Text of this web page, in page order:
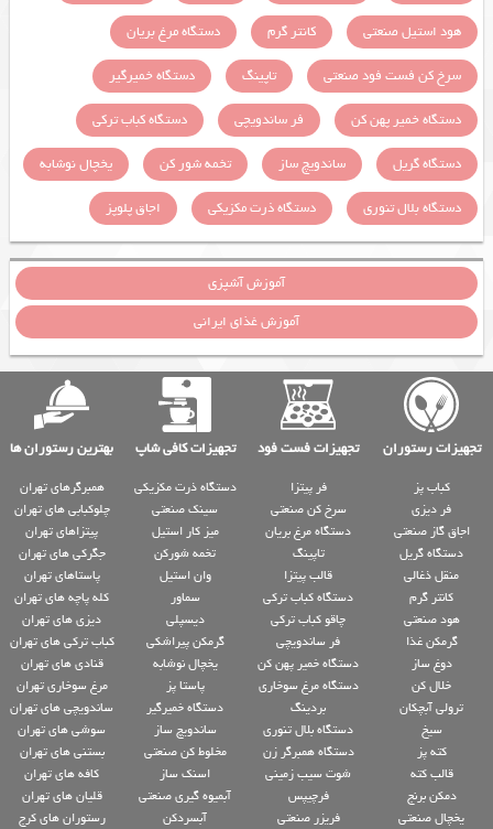
هود استیل صنعتی
کانتر گرم
دستگاه مرغ بریان
سرخ کن فست فود صنعتی
تاپینگ
دستگاه خمیرگیر
دستگاه خمیر پهن کن
فر ساندویچی
دستگاه کباب ترکی
دستگاه گریل
ساندویچ ساز تخمه شور کن
یخچال نوشابه
دستگاه بلال تنوری
دستگاه ذرت مکزیکی اجاق پلوپز
آموزش آشپزی
آموزش غذای ایرانی
تجهیزات رستوران تجهیزات فست فود تجهیزات کافی شاپ بهترین رستوران ها
کباب پز
فر دیزی
اجاق گاز صنعتی
دستگاه گریل
منقل ذغالی
کانتر گرم
هود صنعتی
گرمکن غذا
دوغ ساز
خلال کن
ترولی آبچکان
سیخ
کته پز
قالب کته
دمکن برنج
یخچال صنعتی
فر پیتزا
سرخ کن صنعتی
دستگاه مرغ بریان
تاپینگ
قالب پیتزا
دستگاه کباب ترکی
چاقو کباب ترکی
فر ساندویچی
دستگاه خمیر پهن کن
دستگاه مرغ سوخاری
بردینگ
دستگاه بلال تنوری
دستگاه همبرگر زن
شوت سیب زمینی
فرچیپس
فریزر صنعتی
دستگاه ذرت مکزیکی
سینک صنعتی
میز کار استیل
تخمه شورکن
وان استیل
سماور
دیسپلی
گرمکن پیراشکی
یخچال نوشابه
پاستا پز
دستگاه خمیرگیر
ساندویچ ساز
مخلوط کن صنعتی
اسنک ساز
آبمیوه گیری صنعتی
آبسردکن
همبرگرهای تهران
چلوکبابی های تهران
پیتزاهای تهران
جگرکی های تهران
پاستاهای تهران
کله پاچه های تهران
دیزی های تهران
کباب ترکی های تهران
قنادی های تهران
مرغ سوخاری تهران
ساندویچی های تهران
سوشی های تهران
بستنی های تهران
کافه های تهران
قلیان های تهران
رستوران های کرج